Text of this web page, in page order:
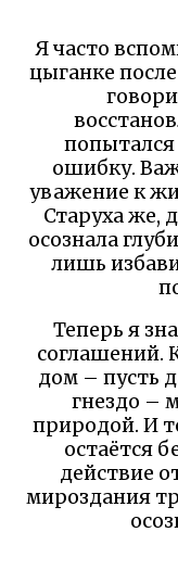
Я часто
цыганке
попытался
ошибку.
уважение к
Старуха же,
осознала
лишь
Теперь я
соглашений.
дом – пусть
гнездо –
природой. И
остаётся
действие
мироздания